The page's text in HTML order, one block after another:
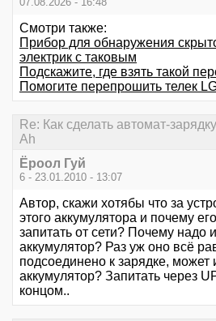
Смотри также:
Прибор для обнаружения
электрик с таковым
Подскажите, где взять такой
Помогите перепрошить телек
Re: Как сделать автомат-
Ah
Ёроол Гуй
6 - 23.01.2010 - 13:07
Автор, скажи хотябы что за
этого аккумулятора и почему
запитать от сети? Почему надо
аккумулятор? Раз уж оно всё
подсоединено к зарядке,
аккумулятор? Запитать через
концом..